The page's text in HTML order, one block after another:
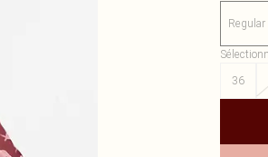
Regular
36